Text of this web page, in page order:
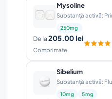
Mysoline
Substanță activă:
250mg
De la205.00 lei
Comprimate
Sibelium
Substanță activă:
10mg 5mg